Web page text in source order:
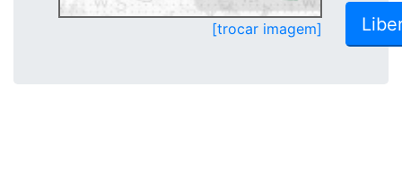
[trocar imagem]